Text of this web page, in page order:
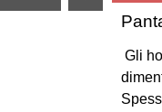
Gli